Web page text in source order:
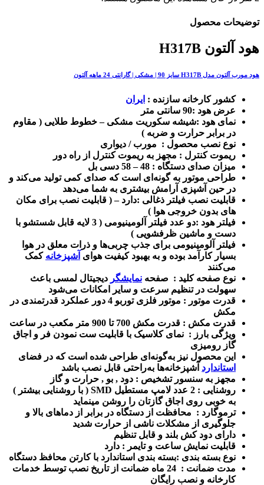
توضیحات محصول
هود آلتون H317B
هود مورب آلتون مدل H317B سایز 90 | مشکی | گارانتی 24 ماهه آلتون
کشور کارخانه سازنده : ایران
عرض هود :90 سانتی متر
نمای هود :شیشه سکوریت مشکی – خطوط طلایی ( مقاوم
در برابر حرارت و ضربه )
نوع نصب محصول : مورب / دیواری
ریموت کنترل : مجهز به ریموت کنترل از راه دور
میزان صدای دستگاه : 48 – 58 دسی بل
طراحی موتور به گونه‌ای است که صدای کمی تولید می‌کند و
در حین آشپزی آرامش بیشتری به شما می‌دهد
قابلیت نصب فیلتر ذغالی :دارد – ( قابلیت نصب برای مکان
های بدون خروجی هوا )
فیلتر هود :دو عدد فیلتر آلومینیومی ( 3 لایه قابل شستشو با
دست و ماشین ظرفشویی )
فیلتر آلومینیومی برای جذب چربی‌ها و ذرات معلق در هوا
بسیار کارآمد بوده و به بهبود کیفیت هوای آشپزخانه کمک
می‌کنند
نوع صفحه کلید : صفحه نمایشگر دیجیتال لمسی باعث
سهولت در تنظیم سرعت و سایر امکانات می‌شود
قدرت موتور : موتور فلزی توربو 4 دور عملکرد قدرتمندی در
مکش
قدرت مکش : قدرت مکش 700 تا 900 متر مکعب در ساعت
ویژگی بارز : نمای کلاسیک با قابلیت ست نمودن فر و اجاق
گاز رومیزی
این محصول نیز به‌گونه‌ای طراحی شده است که در فضای
استاندارد آشپزخانه‌ها به‌راحتی قابل نصب باشد
مجهز به سنسور تشخیص : دود , بو , حرارت و گاز
روشنایی : 2 عدد لامپ مستطیل SMD ( با روشنایی بیشتر )
به خوبی روی اجاق گازتان را روشن مینماید
ترموگارد : محافظت از دستگاه در برابر از دماهای بالا و
جلوگیری از مشکلات ناشی از حرارت شدید
دارای دود کش بلند و قابل تنظیم
قابلیت نمایش ساعت و تایمر : دارد
نوع بسته بندی :بسته بندی استاندارد با کارتن محافظ دستگاه
مدت ضمانت
: 24 ماه ضمانت از تاریخ نصب توسط خدمات
کارخانه و نصب رایگان